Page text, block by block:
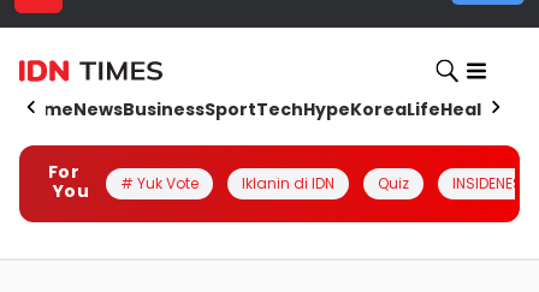
HomeNewsBusinessSportTechHypeKoreaLifeHealth
For
You
# Yuk Vote Iklanin di IDN Quiz INSIDENESIA